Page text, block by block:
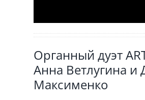
Органный дуэт
Анна Ветлугина и
Максименко